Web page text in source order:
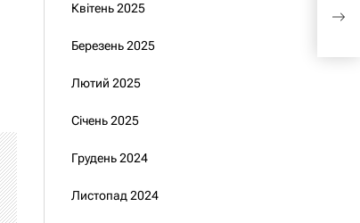
Квітень 2025
Березень 2025
Лютий 2025
Січень 2025
Грудень 2024
Листопад 2024